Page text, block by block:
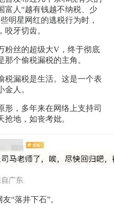
富人“越有钱越不纳税、少
明星网红的逃税行为时，
牙切齿。
粉丝的超级大V，终于彻底
个偷税漏税的主角。
税漏税是生活。这是一个表
人。
形，多年来在网络上支持司
地，如丧考妣。
“落井下石”。